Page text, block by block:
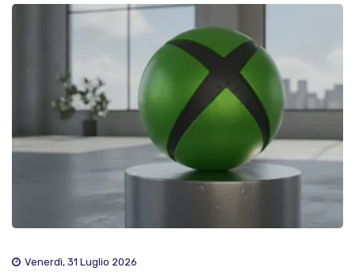
Venerdì, 31 Luglio 2026